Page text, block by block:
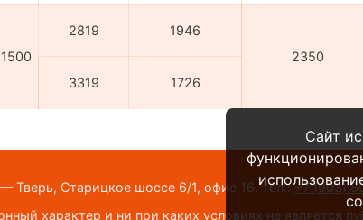
1500
2819
1946
2350
3319
1726
Тверь, Старицкое шоссе 6/1, офис 16,тел.:+7 (903)
характер и ни при каких условиях не является
Сайт